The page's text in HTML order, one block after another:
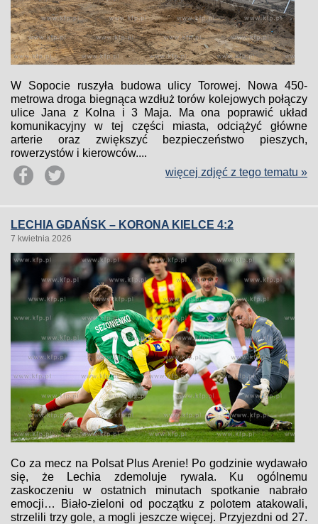
W Sopocie ruszyła budowa ulicy Torowej. Nowa 450-
metrowa droga biegnąca wzdłuż torów kolejowych połączy
ulice Jana z Kolna i 3 Maja. Ma ona poprawić układ
komunikacyjny w tej części miasta, odciążyć główne
arterie oraz zwiększyć bezpieczeństwo pieszych,
rowerzystów i kierowców....
więcej zdjęć z tego tematu »
LECHIA GDAŃSK – KORONA KIELCE 4:2
7 kwietnia 2026
Co za mecz na Polsat Plus Arenie! Po godzinie wydawało
się, że Lechia zdemoluje rywala. Ku ogólnemu
zaskoczeniu w ostatnich minutach spotkanie nabrało
emocji… Biało-zieloni od początku z polotem atakowali,
strzelili trzy gole, a mogli jeszcze więcej. Przyjezdni od 27.